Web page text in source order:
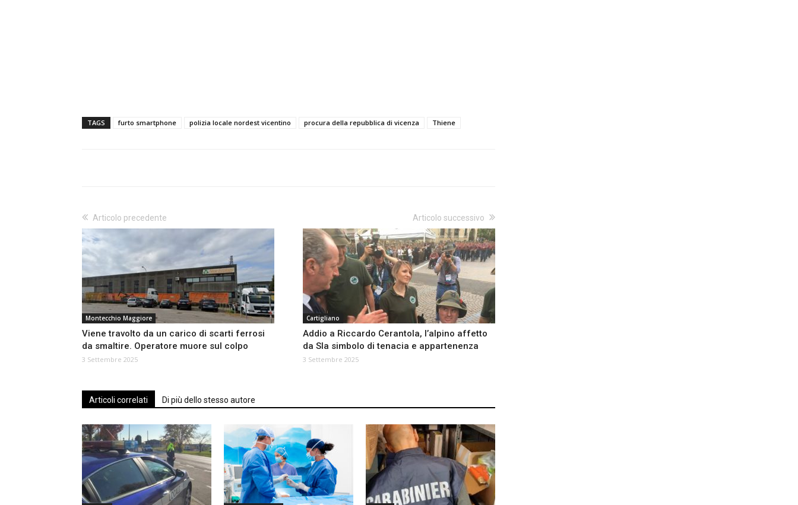
TAGS furto smartphone polizia locale nordest vicentino procura della repubblica di vicenza Thiene
Articolo precedente
Montecchio Maggiore
Viene travolto da un carico di scarti ferrosi
da smaltire. Operatore muore sul colpo
3 Settembre 2025
Articolo successivo
Cartigliano
Addio a Riccardo Cerantola, l’alpino affetto
da Sla simbolo di tenacia e appartenenza
3 Settembre 2025
Articoli correlati Di più dello stesso autore